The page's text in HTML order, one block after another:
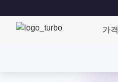
가격